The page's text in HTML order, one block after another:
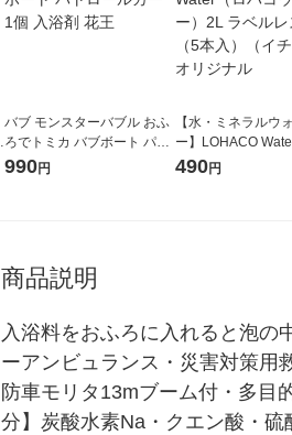
バブ モンスターバブル おふ
ろでトミカ バブボート パト
ロールカー 1個 入浴剤 花王
990円
【水・ミネラルウ
ー】LOHACO
コウォーター）2L
490円
商品説明
入浴料をおふろに入れると泡の
ーアンビュランス・災害対策用
防車モリタ13mブーム付・多目
分】炭酸水素Na・クエン酸・